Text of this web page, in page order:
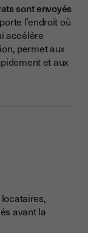
sont envoyés
l’endroit où
accélère
permet aux
et aux
avant la